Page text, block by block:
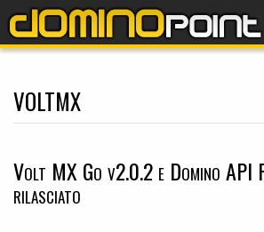
voltmx
Volt MX Go v2.0.2 e Domino API
rilasciato